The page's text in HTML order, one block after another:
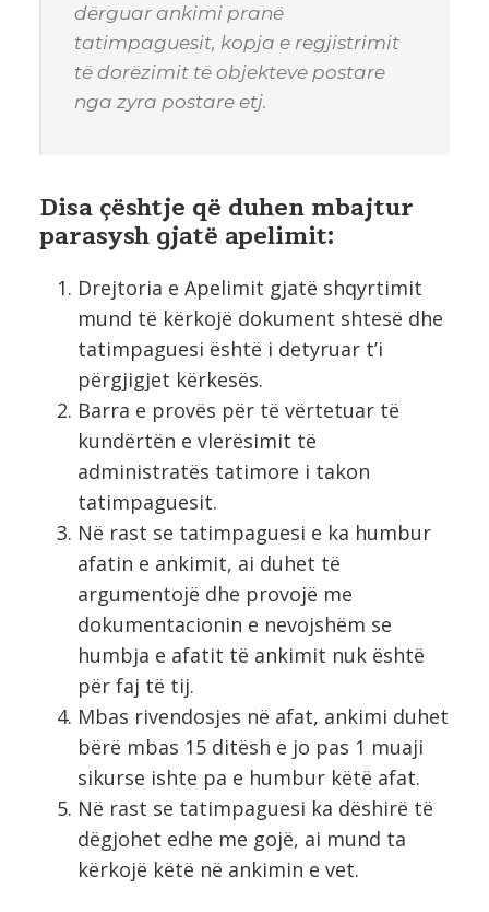
dërguar ankimi pranë
tatimpaguesit, kopja e regjistrimit
të dorëzimit të objekteve postare
nga zyra postare etj.
Disa çështje që duhen mbajtur
parasysh gjatë apelimit:
Drejtoria e Apelimit gjatë shqyrtimit
mund të kërkojë dokument shtesë dhe
tatimpaguesi është i detyruar t’i
përgjigjet kërkesës.
Barra e provës për të vërtetuar të
kundërtën e vlerësimit të
administratës tatimore i takon
tatimpaguesit.
Në rast se tatimpaguesi e ka humbur
afatin e ankimit, ai duhet të
argumentojë dhe provojë me
dokumentacionin e nevojshëm se
humbja e afatit të ankimit nuk është
për faj të tij.
Mbas rivendosjes në afat, ankimi duhet
bërë mbas 15 ditësh e jo pas 1 muaji
sikurse ishte pa e humbur këtë afat.
Në rast se tatimpaguesi ka dëshirë të
dëgjohet edhe me gojë, ai mund ta
kërkojë këtë në ankimin e vet.